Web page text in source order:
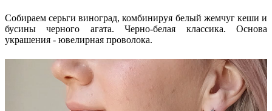
Собираем серьги виноград, комбинируя белый жемчуг кеши и
бусины черного агата. Черно-белая классика. Основа
украшения - ювелирная проволока.